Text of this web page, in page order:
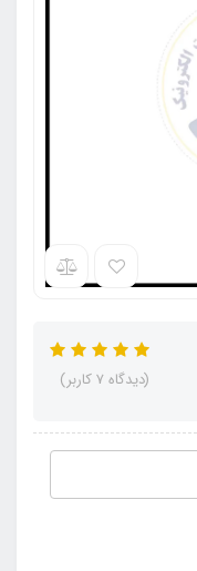
(دیدگاه 7 کاربر)